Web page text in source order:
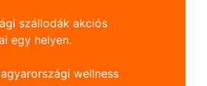
szállodák akciós
egy helyen.
wellness